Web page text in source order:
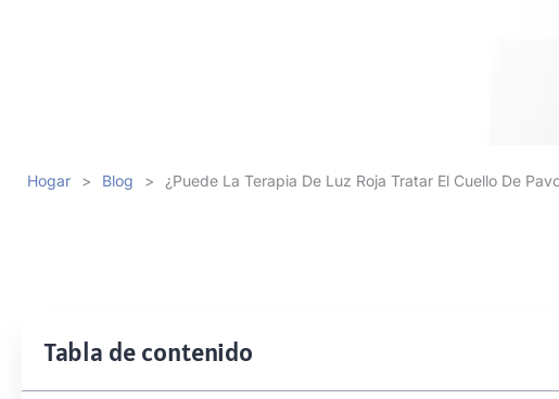
Hogar > Blog > ¿Puede La Terapia De Luz Roja Tratar El Cuello De
Tabla de contenido